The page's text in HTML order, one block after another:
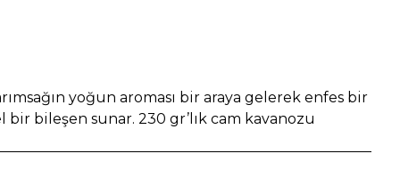
yoğun aroması bir araya gelerek enfes bir
bileşen sunar. 230 gr’lık cam kavanozu